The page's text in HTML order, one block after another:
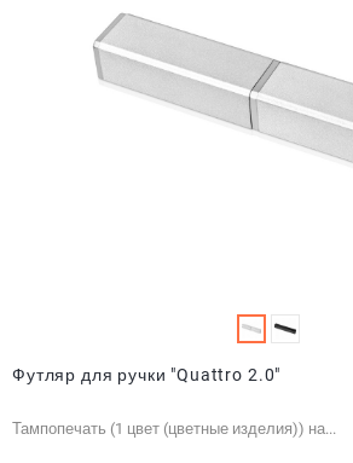
Футляр для ручки "Quattro 2.0"
Тампопечать (1 цвет (цветные изделия)) на...